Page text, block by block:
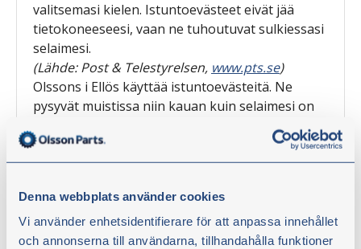
Denna webbplats använder cookies
Vi använder enhetsidentifierare för att anpassa innehållet
och annonserna till användarna, tillhandahålla funktioner
valitsemasi kielen. Istuntoevästeet eivät jää
tietokoneeseesi, vaan ne tuhoutuvat sulkiessasi
selaimesi.
(Lähde: Post & Telestyrelsen, www.pts.se)
Olssons i Ellös käyttää istuntoevästeitä. Ne
pysyvät muistissa niin kauan kuin selaimesi on
auki. Ne pitävät kirjaa sisäänkirjautumisistasi ja
vastaavista toiminnoista.Olssons i Ellös käyttää
evästeistä käyttökokemuksen parantamiseen.
mahdollisesta sisäänkirjautumisestasi ja
vastaavista toiminnoista.Käyttämämme
evästeet eivät tallenna mitään